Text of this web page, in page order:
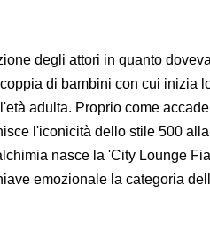
degli attori in quanto
di bambini con cui inizia
adulta. Proprio come
l'iconicità dello stile 500 alla
nasce la 'City Lounge
emozionale la categoria